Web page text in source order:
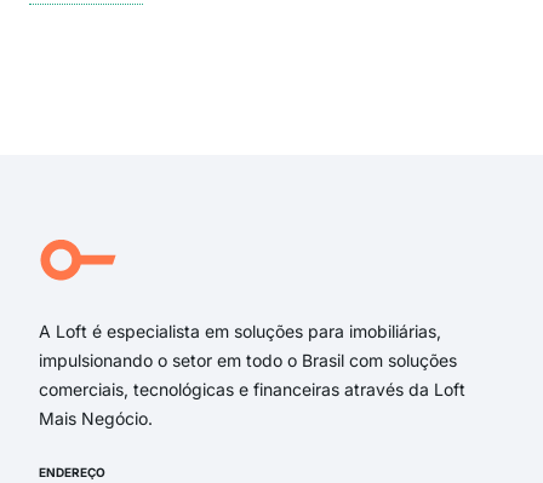
A Loft é especialista em soluções para imobiliárias,
impulsionando o setor em todo o Brasil com soluções
comerciais, tecnológicas e financeiras através da Loft
Mais Negócio.
ENDEREÇO